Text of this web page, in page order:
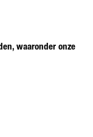
waaronder onze